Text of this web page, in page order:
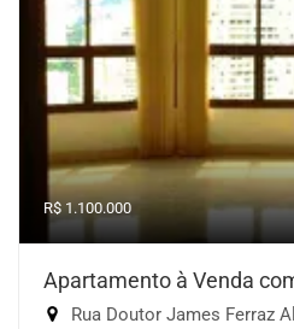
R$ 1.100.000
Apartamento à Venda
Rua Doutor James Ferraz Alvim